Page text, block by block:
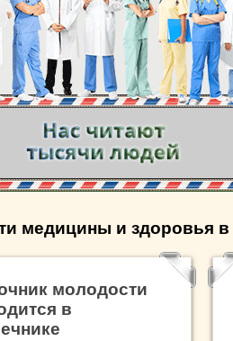
.
медицины и здоровья в
молодости
в